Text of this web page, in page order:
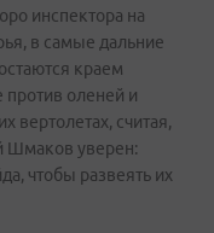
инспектора на
в самые дальние
краем
оленей и
вертолетах, считая,
Шмаков уверен:
чтобы развеять их